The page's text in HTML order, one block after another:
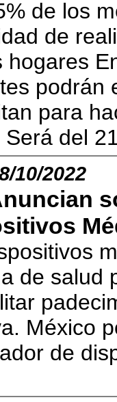
de los
de
hogares
podrán
para
Será del
10/2022
de salud
México
de